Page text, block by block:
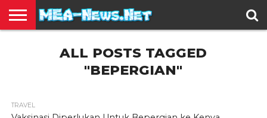
INSPIRASI
KESEHATAN
OTOMOTIFALL POSTS TAGGED
"BEPERGIAN"
TRAVEL